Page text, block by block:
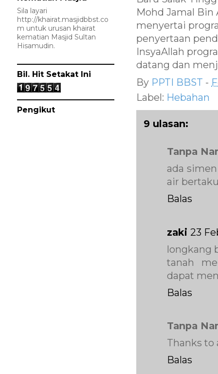
Mohd Jamal
menyertai
penyertaan
InsyaAllah
datang dan
By PPTI BBST -
Label: Hebahan
9 ulasan:
Tanpa
ada
air
Balas
zaki 23
longkang
tanah
dapat
Balas
Tanpa
Thanks to
Balas
Sila layari
http://khairat.masjidbbst.co
m untuk urusan khairat
kematian Masjid Sultan
Hisamudin.
Bil. Hit Setakat Ini
Pengikut